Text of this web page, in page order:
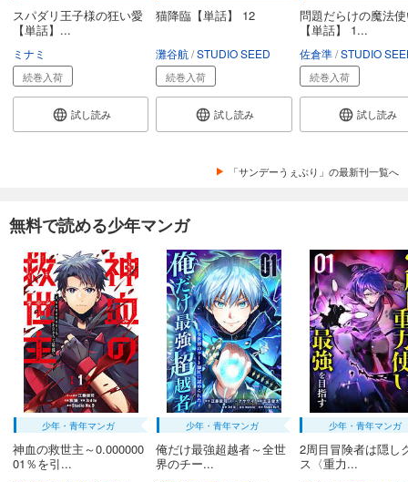
スパダリ王子様の狂い愛
【単話】...
ミナミ
続巻入荷
試し読み
猫降臨【単話】 12
灘谷航 STUDIO SEED
続巻入荷
試し読み
問題だらけの魔法
【単話】 1...
佐倉準 STUDIO
続巻入荷
試し読み
「サンデーうぇぶり」の最新刊一覧へ
無料で読める少年マンガ
少年・青年マンガ
神血の救世主～0.000000
01％を引...
少年・青年マンガ
俺だけ最強超越者～全世
界のチー...
少年・青年マンガ
2周目冒険者は隠し
ス〈重力...